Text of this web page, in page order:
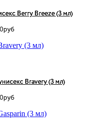
Berry Breeze (3 мл)
Bravery (3 мл)